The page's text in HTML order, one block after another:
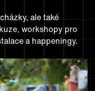
ale také
workshopy pro
a happeningy.